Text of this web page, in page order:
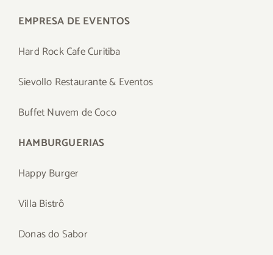
EMPRESA DE EVENTOS
Hard Rock Cafe Curitiba
Sievollo Restaurante & Eventos
Buffet Nuvem de Coco
HAMBURGUERIAS
Happy Burger
Villa Bistrô
Donas do Sabor